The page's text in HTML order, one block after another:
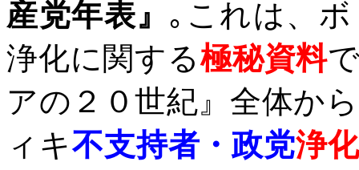
産党年表』 ｡これは、
浄化に関する極秘資料
アの２０世紀』全体か
ィキ不支持者・政党浄